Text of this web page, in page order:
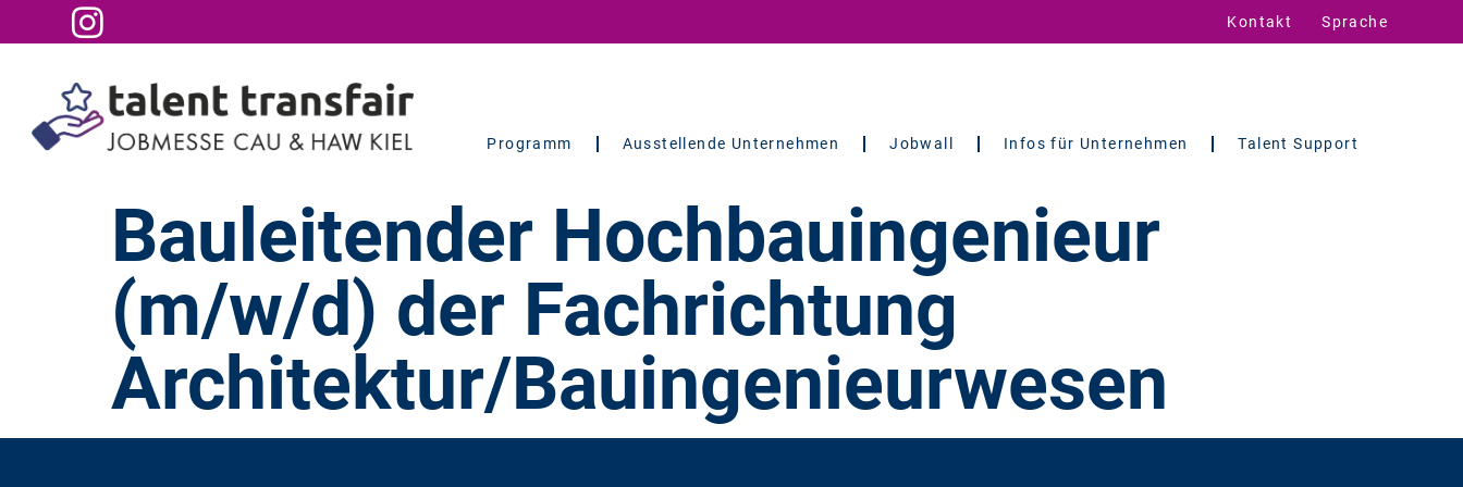
Kontakt Sprache
Programm Ausstellende Unternehmen Jobwall Infos für Unternehmen Talent Support
Bauleitender Hochbauingenieur
(m/w/d) der Fachrichtung
Architektur/Bauingenieurwesen